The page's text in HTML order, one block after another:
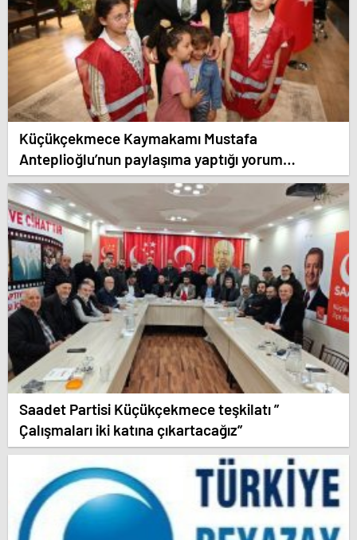
Küçükçekmece Kaymakamı Mustafa
Anteplioğlu’nun paylaşıma yaptığı yorum
sevindirdi.
Saadet Partisi Küçükçekmece teşkilatı ”
Çalışmaları iki katına çıkartacağız”